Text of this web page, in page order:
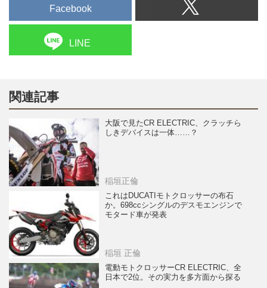
Facebook
LINE
関連記事
大阪で見たCR ELECTRIC、クラッチら
しきデバイスは一体……？
稲垣正倫
これはDUCATIモトクロッサーの布石
か。698ccシングルのデスモエンジンで
モタード車が発表
稲垣 正倫
電動モトクロッサーCR ELECTRIC、全
日本で2位。その実力を多方面から探る